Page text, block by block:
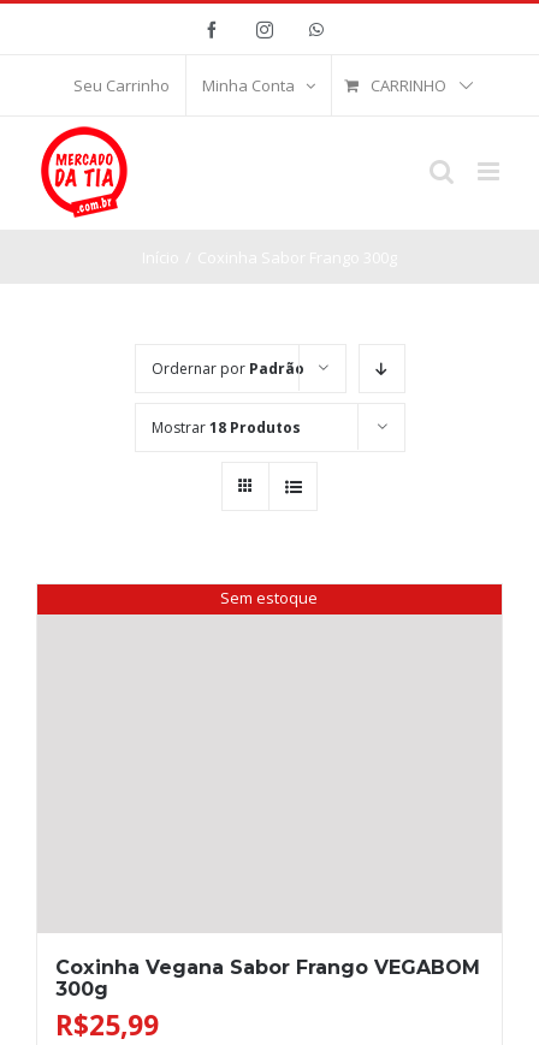
FacebookInstagramWhatsApp
Seu Carrinho Minha Conta CARRINHO
Ordernar por Padrão
Mostrar18 Produtos
Sem estoque
Coxinha Vegana Sabor Frango VEGABOM
300g
R$25,99